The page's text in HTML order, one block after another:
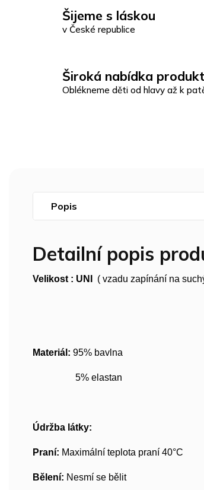
Šijeme s láskou
v České republice
Široká nabídka
Oblékneme děti od hlavy až k
Popis
Detailní popis
Velikost : UNI ( vzadu zapínání na
Materiál: 95% bavlna
5% elastan
Údržba látky:
Praní: Maximální teplota praní 40°C
Bělení: Nesmí se bělit